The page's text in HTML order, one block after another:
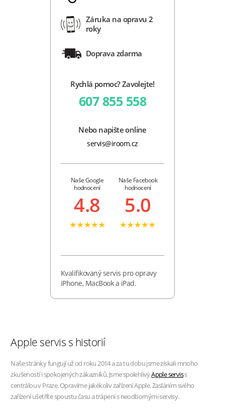
Záruka na opravu 2
roky
Doprava zdarma
Rychlá pomoc? Zavolejte!
607 855 558
Nebo napište online
servis@iroom.cz
Naše Google
hodnocení
4.8
Naše Facebook
hodnocení
5.0
Kvalifikovaný servis pro opravy
iPhone, MacBook a iPad.
Apple servis s historií
Naše stránky fungují už od roku 2014 a za tu dobu jsme získali mnoho
zkušeností i spokojených zákazníků. Jsme spolehlivýApple serviss
centrálou v Praze. Opravíme jakékoliv zařízení Apple. Zasláním svého
zařízení ušetříte spoustu času a trápení s neodbornými servisy.